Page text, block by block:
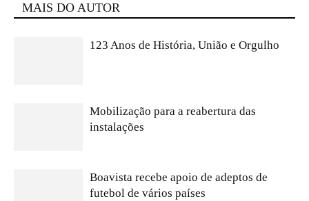
MAIS DO AUTOR
123 Anos de História, União e Orgulho
Mobilização para a reabertura das
instalações
Boavista recebe apoio de adeptos de
futebol de vários países